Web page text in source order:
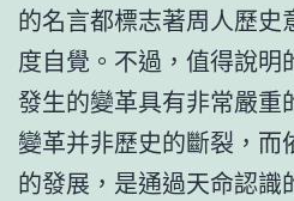
的名言都標志著周人歷史
度自覺。不過，值得說明
發生的變革具有非常嚴重
變革并非歷史的斷裂，而
的發展，是通過天命認識